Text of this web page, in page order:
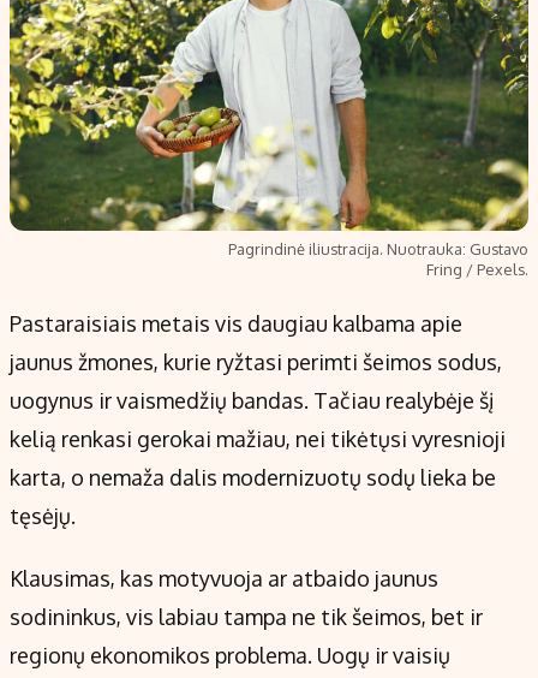
Pagrindinė iliustracija. Nuotrauka: Gustavo
Fring / Pexels.
Pastaraisiais metais vis daugiau kalbama apie
jaunus žmones, kurie ryžtasi perimti šeimos sodus,
uogynus ir vaismedžių bandas. Tačiau realybėje šį
kelią renkasi gerokai mažiau, nei tikėtųsi vyresnioji
karta, o nemaža dalis modernizuotų sodų lieka be
tęsėjų.
Klausimas, kas motyvuoja ar atbaido jaunus
sodininkus, vis labiau tampa ne tik šeimos, bet ir
regionų ekonomikos problema. Uogų ir vaisių